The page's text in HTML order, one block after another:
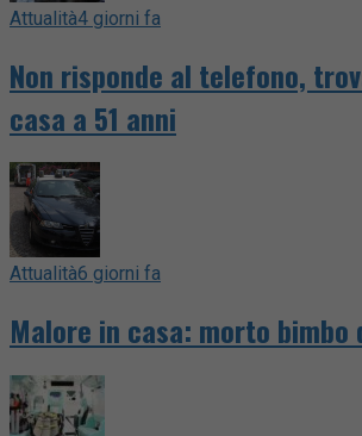
Attualità4 giorni fa
Non risponde al telefono,
casa a 51 anni
Attualità6 giorni fa
Malore in casa: morto bimbo